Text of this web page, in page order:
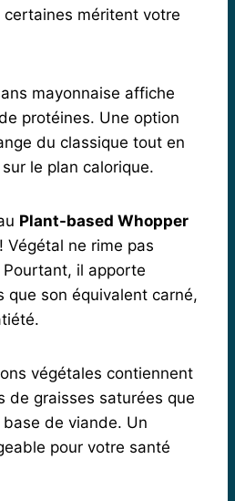
méritent votre
mayonnaise affiche
protéines. Une option
du classique tout en
le plan calorique.
Plant-based Whopper
Végétal ne rime pas
il apporte
que son équivalent carné,
végétales contiennent
de graisses saturées que
de viande. Un
pour votre santé